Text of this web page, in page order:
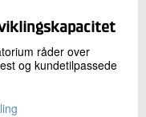
råder over
og kundetilpassede